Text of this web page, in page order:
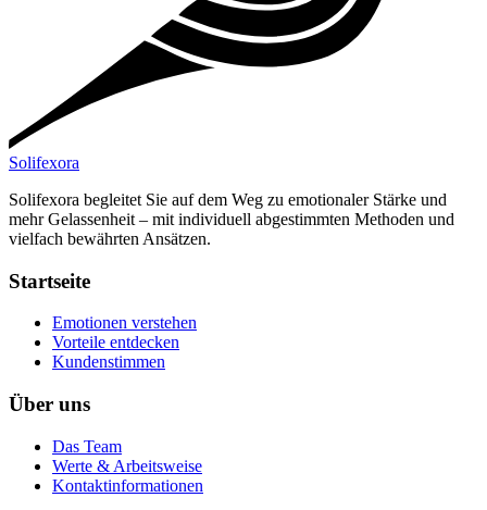
Solifexora
Solifexora begleitet Sie auf dem Weg zu emotionaler Stärke und
mehr Gelassenheit – mit individuell abgestimmten Methoden und
vielfach bewährten Ansätzen.
Startseite
Emotionen verstehen
Vorteile entdecken
Kundenstimmen
Über uns
Das Team
Werte & Arbeitsweise
Kontaktinformationen